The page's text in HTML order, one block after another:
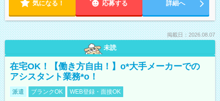
気になる！ 応募する 詳細へ
掲載日：2026.08.07
未読
在宅OK！【働き方自由！】o*大手メーカーでの
アシスタント業務*o！
派遣 ブランクOK WEB登録・面接OK